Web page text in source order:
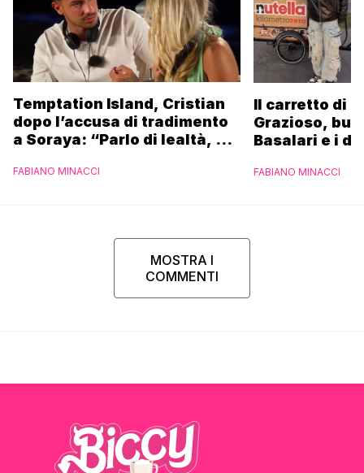
Temptation Island, Cristian
dopo l’accusa di tradimento
a Soraya: “Parlo di lealtà, ma
FABIANO MINACCI
Il carretto di
Grazioso,
Basalari e i
Ferrero”
FABIANO MINACCI
MOSTRA I
COMMENTI